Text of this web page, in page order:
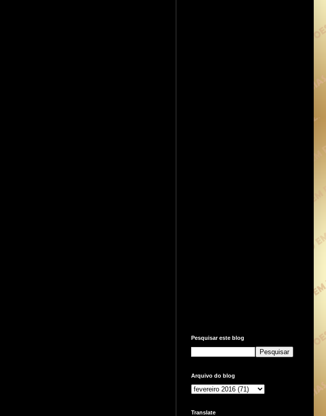
Pesquisar este blog
Arquivo do blog
Translate